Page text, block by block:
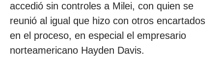
accedió sin controles a Milei, con quien se
reunió al igual que hizo con otros encartados
en el proceso, en especial el empresario
norteamericano Hayden Davis.